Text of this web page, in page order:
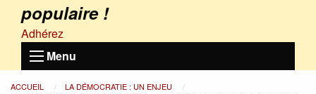
populaire !
Adhérez
Menu
ACCUEIL
LA DÉMOCRATIE : UN ENJEU